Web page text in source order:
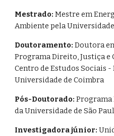
Mestrado:Mestre em
Ambiente pela
Doutoramento: Doutora
Programa Direito, Justiça e
Centro de Estudos Sociais
Universidade de Coimbra
Pós-Doutorado: Programa
da Universidade de São
Investigadora júnior: